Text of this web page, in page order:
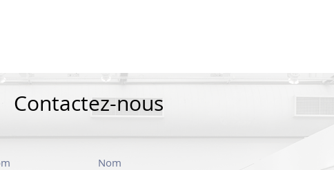
Contactez-nous